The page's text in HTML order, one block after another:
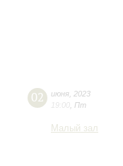
02 июня 2023
19:00 Пт
Малый зал